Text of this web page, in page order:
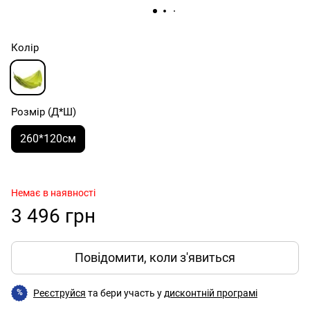
Колір
Розмір (Д*Ш)
260*120см
Немає в наявності
3 496 грн
Повідомити, коли з'явиться
% Реєструйся та бери участь у дисконтній програмі